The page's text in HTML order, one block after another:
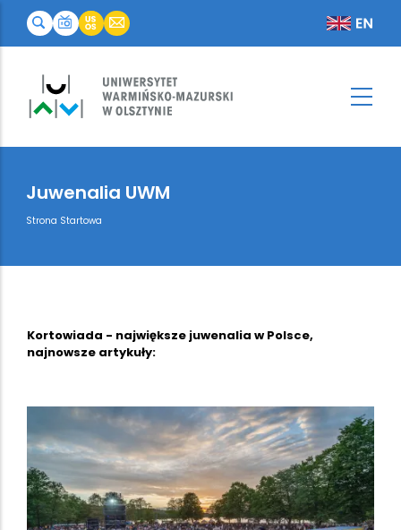
Juwenalia UWM
Breadcrumb
Strona Startowa
Kortowiada - największe juwenalia w Polsce,
najnowsze artykuły: